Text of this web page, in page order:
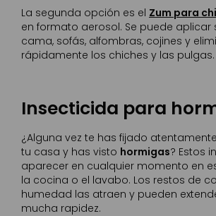
La segunda opción es el Zum para
en formato aerosol. Se puede aplicar
cama, sofás, alfombras, cojines y
rápidamente los chiches y las pulgas.
Insecticida para
¿Alguna vez te has fijado
tu casa y has visto hormigas? Estos
aparecer en cualquier momento en
la cocina o el lavabo. Los restos de
humedad las atraen y pueden
mucha rapidez.